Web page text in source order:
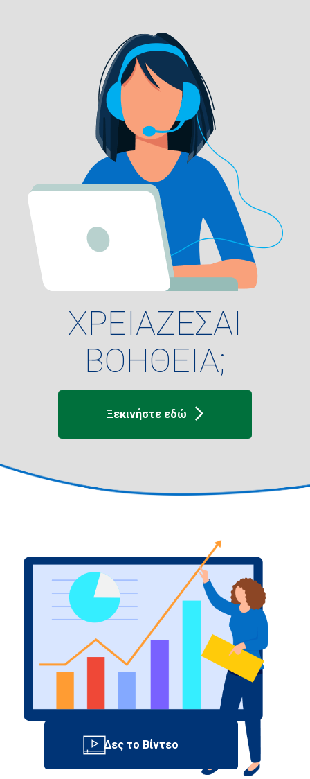
ΧΡΕΙΑΖΕΣΑΙ
ΒΟΗΘΕΙΑ;
Ξεκινήστε εδώ